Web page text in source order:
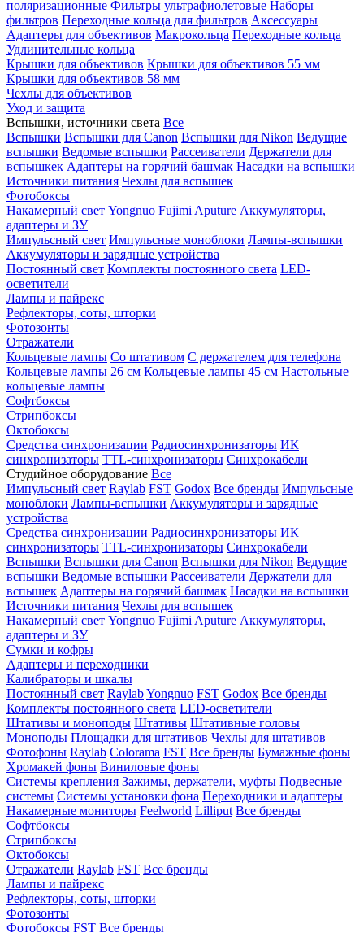
поляризационные Фильтры ультрафиолетовые Наборы
фильтров Переходные кольца для фильтров Аксессуары
Адаптеры для объективов Макрокольца Переходные кольца
Удлинительные кольца
Крышки для объективов Крышки для объективов 55 мм
Крышки для объективов 58 мм
Чехлы для объективов
Уход и защита
Вспышки, источники света Все
Вспышки Вспышки для Canon Вспышки для Nikon Ведущие
вспышки Ведомые вспышки Рассеиватели Держатели для
вспышкек Адаптеры на горячий башмак Насадки на вспышки
Источники питания Чехлы для вспышек
Фотобоксы
Накамерный свет Yongnuo Fujimi Aputure Аккумуляторы,
адаптеры и ЗУ
Импульсный свет Импульсные моноблоки Лампы-вспышки
Аккумуляторы и зарядные устройства
Постоянный свет Комплекты постоянного света LED-
осветители
Лампы и пайрекс
Рефлекторы, соты, шторки
Фотозонты
Отражатели
Кольцевые лампы Со штативом С держателем для телефона
Кольцевые лампы 26 см Кольцевые лампы 45 см Настольные
кольцевые лампы
Софтбоксы
Стрипбоксы
Октобоксы
Средства синхронизации Радиосинхронизаторы ИК
синхронизаторы TTL-синхронизаторы Синхрокабели
Студийное оборудование Все
Импульсный свет Raylab FST Godox Все бренды Импульсные
моноблоки Лампы-вспышки Аккумуляторы и зарядные
устройства
Средства синхронизации Радиосинхронизаторы ИК
синхронизаторы TTL-синхронизаторы Синхрокабели
Вспышки Вспышки для Canon Вспышки для Nikon Ведущие
вспышки Ведомые вспышки Рассеиватели Держатели для
вспышек Адаптеры на горячий башмак Насадки на вспышки
Источники питания Чехлы для вспышек
Накамерный свет Yongnuo Fujimi Aputure Аккумуляторы,
адаптеры и ЗУ
Сумки и кофры
Адаптеры и переходники
Калибраторы и шкалы
Постоянный свет RaylabYongnuo FST Godox Все бренды
Комплекты постоянного света LED-осветители
Штативы и моноподы Штативы Штативные головы
Моноподы Площадки для штативов Чехлы для штативов
Фотофоны Raylab Colorama FST Все бренды Бумажные фоны
Хромакей фоны Виниловые фоны
Системы крепления Зажимы, держатели, муфты Подвесные
системы Системы установки фона Переходники и адаптеры
Накамерные мониторы Feelworld Lilliput Все бренды
Софтбоксы
Стрипбоксы
Октобоксы
Отражатели Raylab FST Все бренды
Лампы и пайрекс
Рефлекторы, соты, шторки
Фотозонты
Фотобоксы FST Все бренды